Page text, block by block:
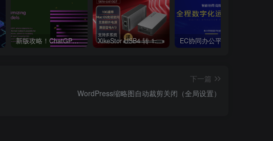
新版攻略！ChatGPT注册流程，超详细基础教程！【ChatGPT】 XikeStor USB4 转 10G BASE-T–SKN-U410GT
下一篇
WordPress缩略图自动裁剪关闭（全局设置）